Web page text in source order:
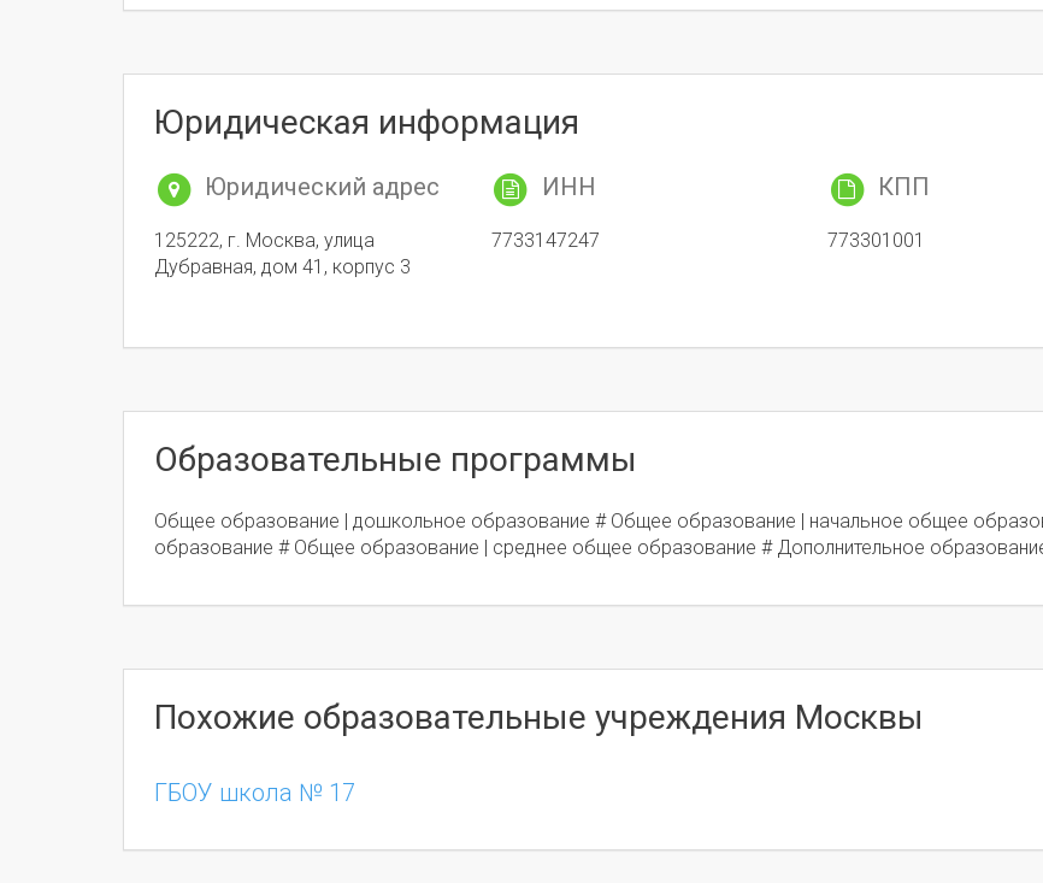
Юридическая информация
Юридический адрес
125222, г. Москва, улица
Дубравная, дом 41, корпус 3
ИНН
7733147247
КПП
773301001
Образовательные программы
Общее образование | дошкольное образование # Общее образование | начальное общее
образование # Общее образование | среднее общее образование # Дополнительное
Похожие образовательные учреждения Москвы
ГБОУ школа № 17